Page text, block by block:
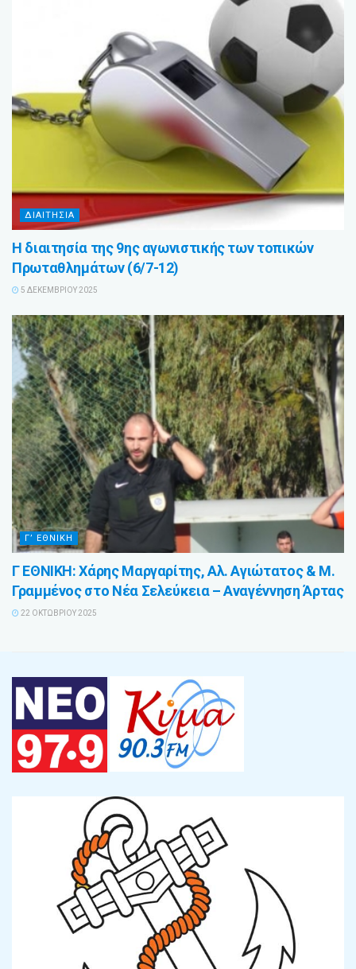
ΔΙΑΙΤΗΣΙΑ
Η διαιτησία της 9ης αγωνιστικής των τοπικών
Πρωταθλημάτων (6/7-12)
5 ΔΕΚΕΜΒΡΊΟΥ 2025
Γ’ ΕΘΝΙΚΗ
Γ ΕΘΝΙΚΗ: Χάρης Μαργαρίτης, Αλ. Αγιώτατος & Μ.
Γραμμένος στο Νέα Σελεύκεια – Αναγέννηση Άρτας
22 ΟΚΤΩΒΡΊΟΥ 2025